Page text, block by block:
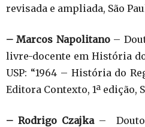
revisada e ampliada, São
– Marcos Napolitano–
livre-docente em História
USP: “1964 – História do
Editora Contexto, 1ª edição,
– Rodrigo Czajka– Doutor